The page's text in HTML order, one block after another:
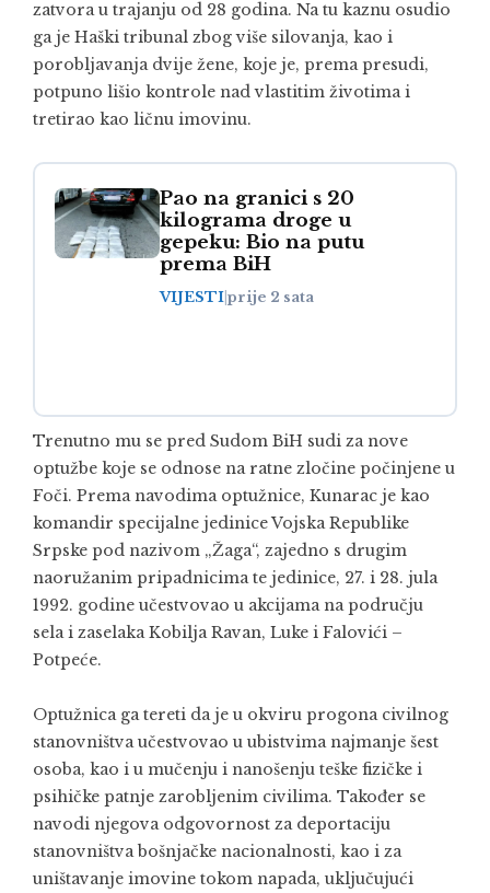
zatvora u trajanju od 28 godina. Na tu kaznu osudio
ga je Haški tribunal zbog više silovanja, kao i
porobljavanja dvije žene, koje je, prema presudi,
potpuno lišio kontrole nad vlastitim životima i
tretirao kao ličnu imovinu.
Pao na granici s 20
kilograma droge u
gepeku: Bio na putu
prema BiH
VIJESTIprije 2 sata
Trenutno mu se pred Sudom BiH sudi za nove
optužbe koje se odnose na ratne zločine počinjene u
Foči. Prema navodima optužnice, Kunarac je kao
komandir specijalne jedinice Vojska Republike
Srpske pod nazivom „Žaga“, zajedno s drugim
naoružanim pripadnicima te jedinice, 27. i 28. jula
1992. godine učestvovao u akcijama na području
sela i zaselaka Kobilja Ravan, Luke i Falovići –
Potpeće.
Optužnica ga tereti da je u okviru progona civilnog
stanovništva učestvovao u ubistvima najmanje šest
osoba, kao i u mučenju i nanošenju teške fizičke i
psihičke patnje zarobljenim civilima. Također se
navodi njegova odgovornost za deportaciju
stanovništva bošnjačke nacionalnosti, kao i za
uništavanje imovine tokom napada, uključujući